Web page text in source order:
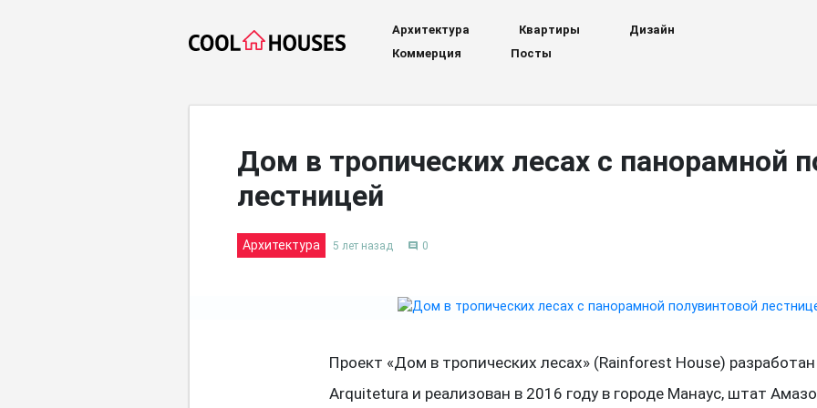
Архитектура Квартиры
Дизайн
Коммерция
Посты
Дом в тропических лесах с панорамной
лестницей
Архитектура 5 лет назад comment 0
Проект «Дом в тропических лесах» (Rainforest House) разработан
Arquitetura и реализован в 2016 году в городе Манаус, штат